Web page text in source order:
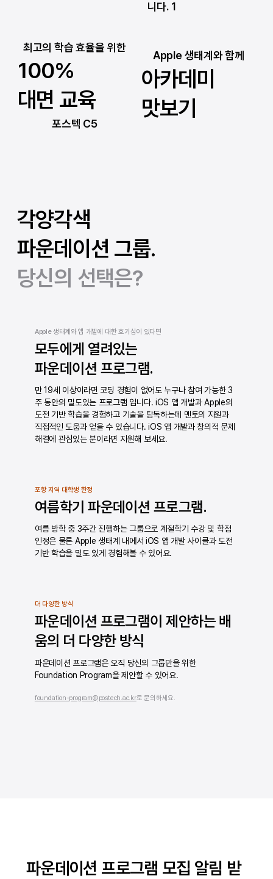
Apple 생태계와 함께
아카데미
맛보기
니다. 1
최고의 학습 효율을 위한
100%
대면 교육
포스텍 C5
각양각색
파운데이션 그룹.
당신의 선택은?
Apple 생태계와 앱 개발에 대한 호기심이 있다면
모두에게 열려있는
파운데이션 프로그램.
만 19세 이상이라면 코딩 경험이 없어도 누구나 참여 가능한 3
주 동안의 밀도있는 프로그램 입니다. iOS 앱 개발과 Apple의
도전 기반 학습을 경험하고 기술을 탐독하는데 멘토의 지원과
직접적인 도움과 얻을 수 있습니다. iOS 앱 개발과 창의적 문제
해결에 관심있는 분이라면 지원해 보세요.
​포항 지역 대학생 한정
여름학기 파운데이션 프로그램.
여름 방학 중 3주간 진행하는 그룹으로 계절학기 수강 및 학점
인정은 물론 Apple 생태계 내에서 iOS 앱 개발 사이클과 도전
기반 학습을 밀도 있게 경험해볼 수 있어요.
더 다양한 방식
파운데이션 프로그램이 제안하는 배
움의 더 다양한 방식
파운데이션 프로그램은 오직 당신의 그룹만을 위한
Foundation Program을 제안할 수 있어요.
foundation-program@postech.ac.kr로 문의하세요.
파운데이션 프로그램 모집 알림 받